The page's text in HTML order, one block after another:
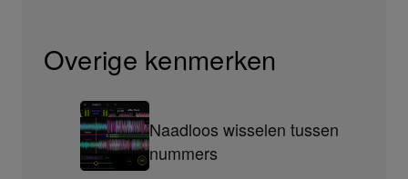
Overige kenmerken
Naadloos wisselen tussen
nummers